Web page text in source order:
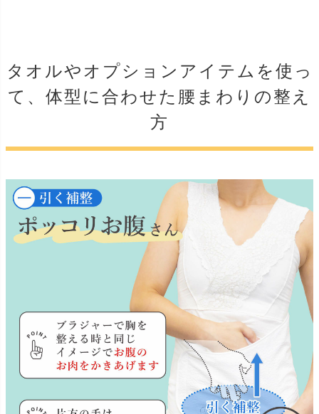
タオルやオプションアイテムを使っ
て、体型に合わせた腰まわりの整え
方